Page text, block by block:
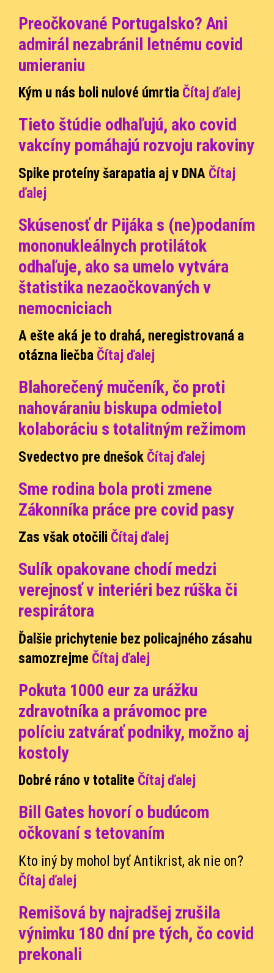
Preočkované Portugalsko? Ani
admirál nezabránil letnému covid
umieraniu
Kým u nás boli nulové úmrtia Čítaj ďalej
Tieto štúdie odhaľujú, ako covid
vakcíny pomáhajú rozvoju rakoviny
Spike proteíny šarapatia aj v DNA Čítaj
ďalej
Skúsenosť dr Pijáka s (ne)podaním
mononukleálnych protilátok
odhaľuje, ako sa umelo vytvára
štatistika nezaočkovaných v
nemocniciach
A ešte aká je to drahá, neregistrovaná a
otázna liečba Čítaj ďalej
Blahorečený mučeník, čo proti
nahováraniu biskupa odmietol
kolaboráciu s totalitným režimom
Svedectvo pre dnešok Čítaj ďalej
Sme rodina bola proti zmene
Zákonníka práce pre covid pasy
Zas však otočili Čítaj ďalej
Sulík opakovane chodí medzi
verejnosť v interiéri bez rúška či
respirátora
Ďalšie prichytenie bez policajného zásahu
samozrejme Čítaj ďalej
Pokuta 1000 eur za urážku
zdravotníka a právomoc pre
políciu zatvárať podniky, možno aj
kostoly
Dobré ráno v totalite Čítaj ďalej
Bill Gates hovorí o budúcom
očkovaní s tetovaním
Kto iný by mohol byť Antikrist, ak nie on?
Čítaj ďalej
Remišová by najradšej zrušila
výnimku 180 dní pre tých, čo covid
prekonali